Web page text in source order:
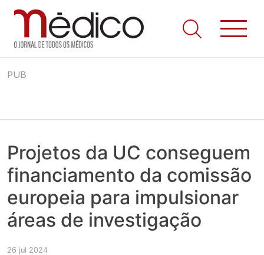
to
Jornal Médico
Médico – O Jornal de Todos os Médicos. Onde as notícias
realmente contam! Tudo o que se passa na Saúde!
PUB
Projetos da UC conseguem
financiamento da comissão
europeia para impulsionar
áreas de investigação
26 jul 2024